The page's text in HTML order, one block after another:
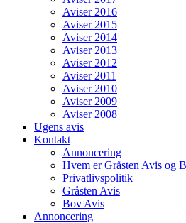
Aviser 2016
Aviser 2015
Aviser 2014
Aviser 2013
Aviser 2012
Aviser 2011
Aviser 2010
Aviser 2009
Aviser 2008
Ugens avis
Kontakt
Annoncering
Hvem er Gråsten Avis og
Privatlivspolitik
Gråsten Avis
Bov Avis
Annoncering